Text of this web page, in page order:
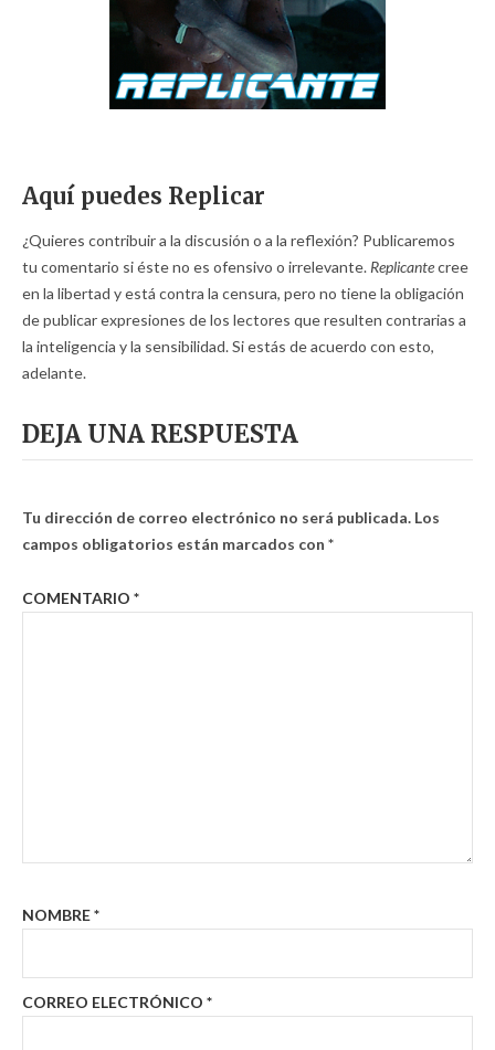
Aquí puedes Replicar
¿Quieres contribuir a la discusión o a la reflexión? Publicaremos
tu comentario si éste no es ofensivo o irrelevante. Replicantecree
en la libertad y está contra la censura, pero no tiene la obligación
de publicar expresiones de los lectores que resulten contrarias a
la inteligencia y la sensibilidad. Si estás de acuerdo con esto,
adelante.
DEJA UNA RESPUESTA
Tu dirección de correo electrónico no será publicada. Los
campos obligatorios están marcados con *
COMENTARIO *
NOMBRE*
CORREO ELECTRÓNICO *